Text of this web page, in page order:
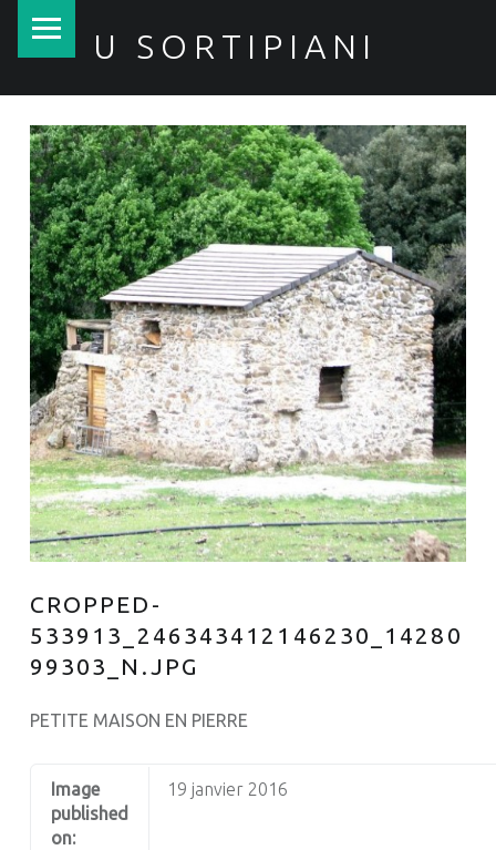
U SORTIPIANI
CROPPED-
533913_246343412146230_14280
99303_N.JPG
PETITE MAISON EN PIERRE
Image
published
on:
19 janvier 2016